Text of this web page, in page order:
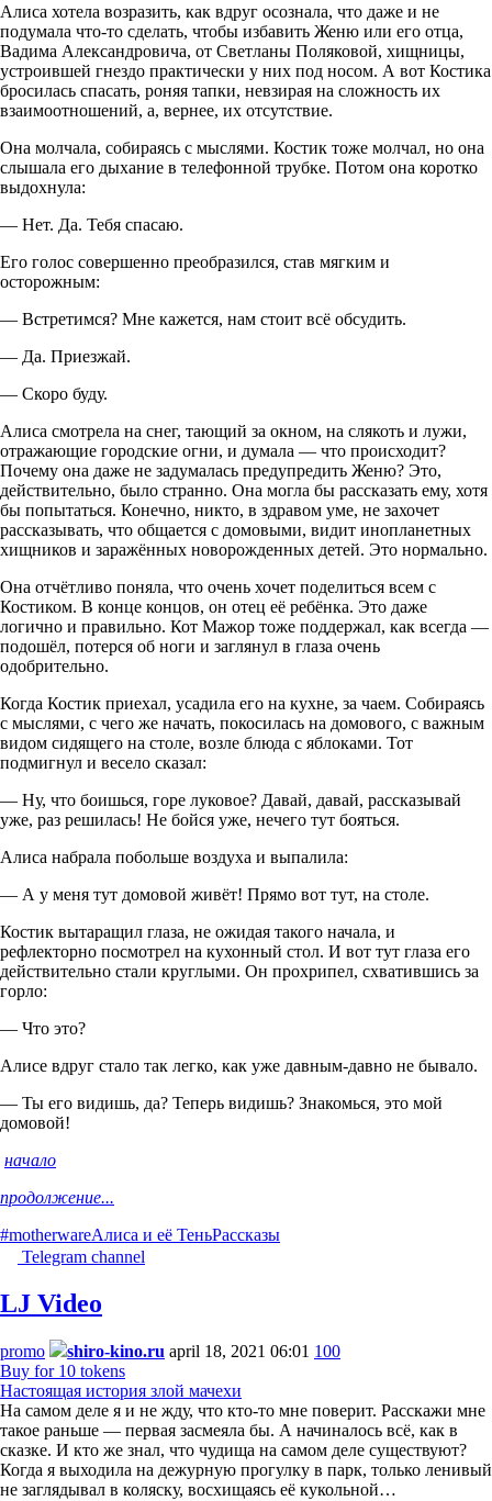
Алиса хотела возразить, как вдруг осознала, что даже и не
подумала что-то сделать, чтобы избавить Женю или его отца,
Вадима Александровича, от Светланы Поляковой, хищницы,
устроившей гнездо практически у них под носом. А вот Костика
бросилась спасать, роняя тапки, невзирая на сложность их
взаимоотношений, а, вернее, их отсутствие.
Она молчала, собираясь с мыслями. Костик тоже молчал, но она
слышала его дыхание в телефонной трубке. Потом она коротко
выдохнула:
— Нет. Да. Тебя спасаю.
Его голос совершенно преобразился, став мягким и
осторожным:
— Встретимся? Мне кажется, нам стоит всё обсудить.
— Да. Приезжай.
— Скоро буду.
Алиса смотрела на снег, тающий за окном, на слякоть и лужи,
отражающие городские огни, и думала — что происходит?
Почему она даже не задумалась предупредить Женю? Это,
действительно, было странно. Она могла бы рассказать ему, хотя
бы попытаться. Конечно, никто, в здравом уме, не захочет
рассказывать, что общается с домовыми, видит инопланетных
хищников и заражённых новорожденных детей. Это нормально.
Она отчётливо поняла, что очень хочет поделиться всем с
Костиком. В конце концов, он отец её ребёнка. Это даже
логично и правильно. Кот Мажор тоже поддержал, как всегда —
подошёл, потерся об ноги и заглянул в глаза очень
одобрительно.
Когда Костик приехал, усадила его на кухне, за чаем. Собираясь
с мыслями, с чего же начать, покосилась на домового, с важным
видом сидящего на столе, возле блюда с яблоками. Тот
подмигнул и весело сказал:
— Ну, что боишься, горе луковое? Давай, давай, рассказывай
уже, раз решилась! Не бойся уже, нечего тут бояться.
Алиса набрала побольше воздуха и выпалила:
— А у меня тут домовой живёт! Прямо вот тут, на столе.
Костик вытаращил глаза, не ожидая такого начала, и
рефлекторно посмотрел на кухонный стол. И вот тут глаза его
действительно стали круглыми. Он прохрипел, схватившись за
горло:
— Что это?
Алисе вдруг стало так легко, как уже давным-давно не бывало.
— Ты его видишь, да? Теперь видишь? Знакомься, это мой
домовой!
начало
продолжение...
#motherwareАлиса и её ТеньРассказы
Telegram channel
LJ Video
promo shiro-kino.ru april 18, 2021 06:01 100
Buy for 10 tokens
Настоящая история злой мачехи
На самом деле я и не жду, что кто-то мне поверит. Расскажи мне
такое раньше — первая засмеяла бы. А начиналось всё, как в
сказке. И кто же знал, что чудища на самом деле существуют?
Когда я выходила на дежурную прогулку в парк, только ленивый
не заглядывал в коляску, восхищаясь её кукольной…